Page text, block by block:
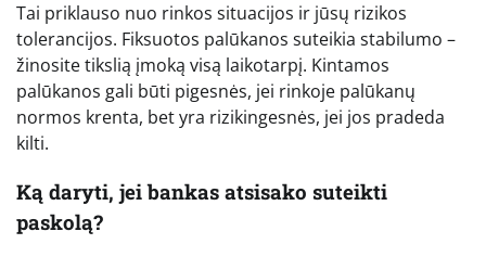
Tai priklauso nuo rinkos situacijos ir jūsų rizikos
tolerancijos. Fiksuotos palūkanos suteikia stabilumo –
žinosite tikslią įmoką visą laikotarpį. Kintamos
palūkanos gali būti pigesnės, jei rinkoje palūkanų
normos krenta, bet yra rizikingesnės, jei jos pradeda
kilti.
Ką daryti, jei bankas atsisako suteikti
paskolą?